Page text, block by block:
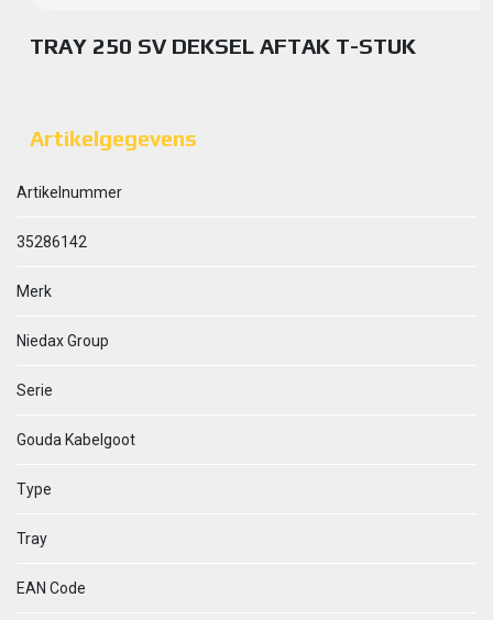
TRAY 250 SV DEKSEL AFTAK T-STUK
Artikelgegevens
Artikelnummer
35286142
Merk
Niedax Group
Serie
Gouda Kabelgoot
Type
Tray
EAN Code